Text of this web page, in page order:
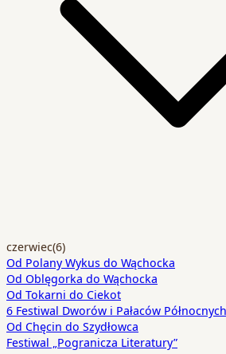
czerwiec(6)
Od Polany Wykus do Wąchocka
Od Oblęgorka do Wąchocka
Od Tokarni do Ciekot
6 Festiwal Dworów i Pałaców
Od Chęcin do Szydłowca
Festiwal „Pogranicza Literatury”